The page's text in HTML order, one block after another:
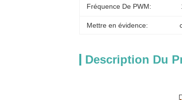
Fréquence De PWM:
Mettre en évidence:
Description Du